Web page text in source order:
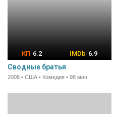
6.2 6.9
Сводные братья
2008 • США • Комедия • 98 мин.